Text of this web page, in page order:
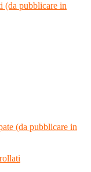
(da pubblicare in
(da pubblicare in